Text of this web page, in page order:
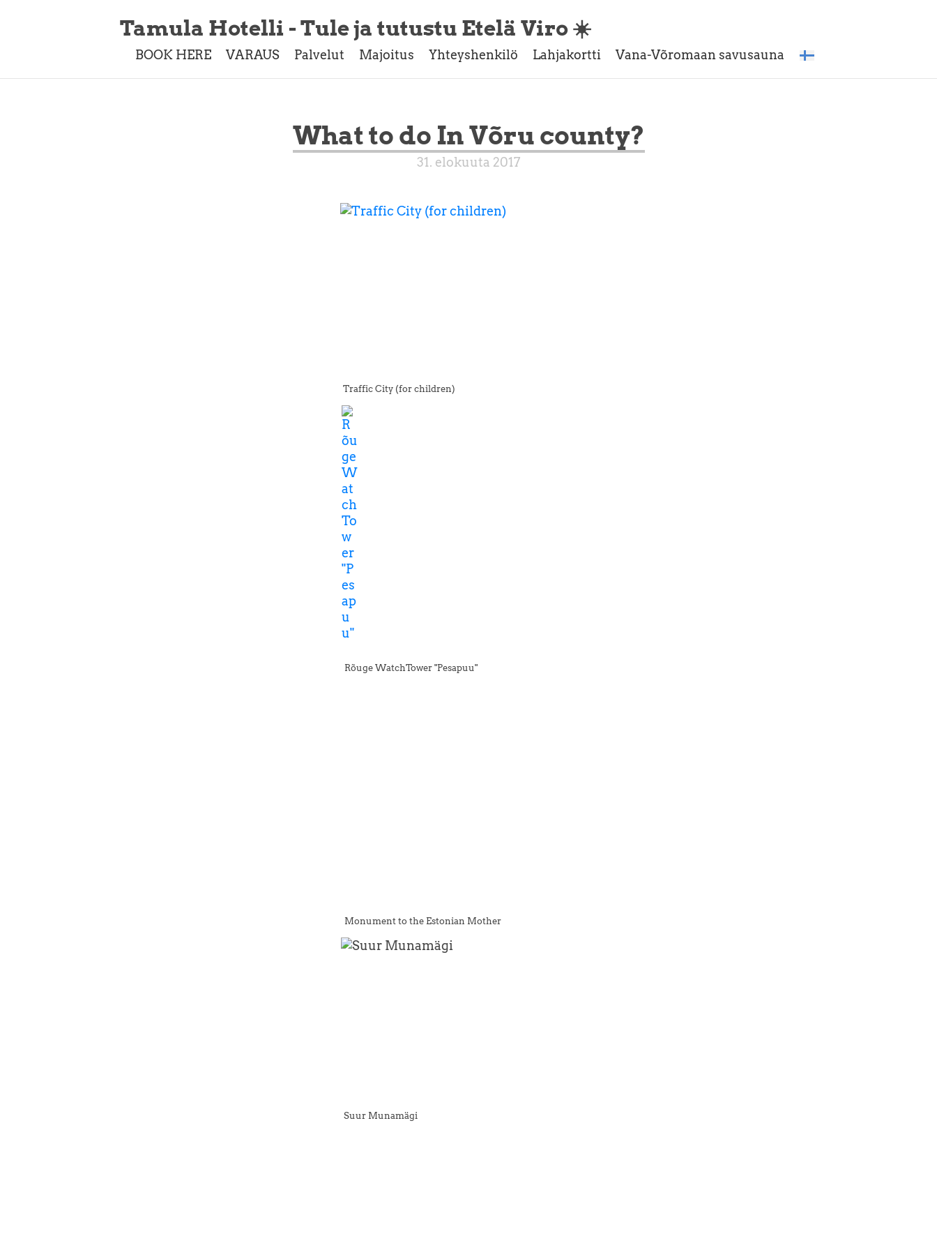
Tamula Hotelli - Tule ja tutustu Etelä Viro ☀️
BOOK HERE VARAUS Palvelut Majoitus Yhteyshenkilö Lahjakortti Vana-Võromaan savusauna
What to do In Võru county?
31. elokuuta 2017